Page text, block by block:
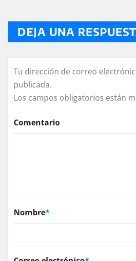
DEJA UNA
Tu dirección de correo
publicada.
Los campos obligatorios están
Comentario
Nombre*